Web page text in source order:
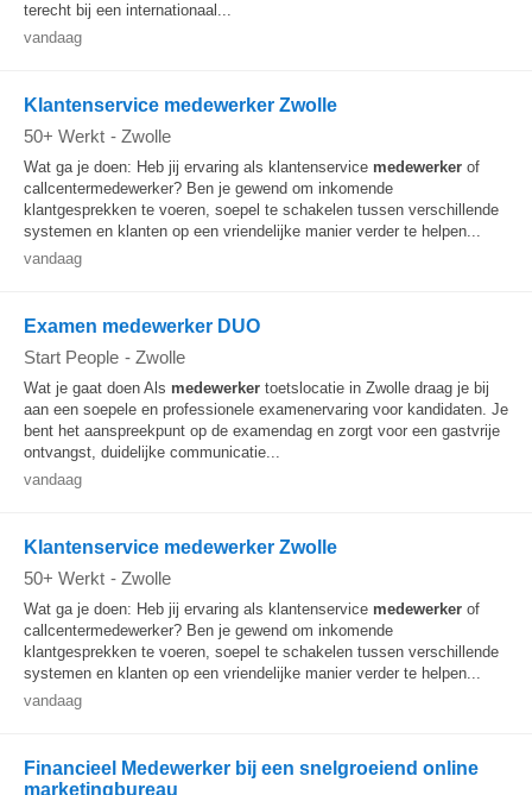
terecht bij een internationaal...
vandaag
Klantenservice medewerker Zwolle
50+ Werkt - Zwolle
Wat ga je doen: Heb jij ervaring als klantenservice medewerker of
callcentermedewerker? Ben je gewend om inkomende
klantgesprekken te voeren, soepel te schakelen tussen verschillende
systemen en klanten op een vriendelijke manier verder te helpen...
vandaag
Examen medewerker DUO
Start People - Zwolle
Wat je gaat doen Als medewerker toetslocatie in Zwolle draag je bij
aan een soepele en professionele examenervaring voor kandidaten. Je
bent het aanspreekpunt op de examendag en zorgt voor een gastvrije
ontvangst, duidelijke communicatie...
vandaag
Klantenservice medewerker Zwolle
50+ Werkt - Zwolle
Wat ga je doen: Heb jij ervaring als klantenservice medewerker of
callcentermedewerker? Ben je gewend om inkomende
klantgesprekken te voeren, soepel te schakelen tussen verschillende
systemen en klanten op een vriendelijke manier verder te helpen...
vandaag
Financieel Medewerker bij een snelgroeiend online
marketingbureau